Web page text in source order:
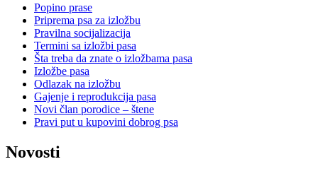
Popino prase
Priprema psa za izložbu
Pravilna socijalizacija
Termini sa izložbi pasa
Šta treba da znate o izložbama pasa
Izložbe pasa
Odlazak na izložbu
Gajenje i reprodukcija pasa
Novi član porodice – štene
Pravi put u kupovini dobrog psa
Novosti